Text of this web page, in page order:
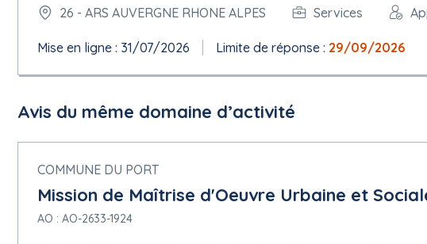
26 - ARS AUVERGNE RHONE ALPES Services
Mise en ligne : 31/07/2026 Limite de réponse : 29/09/2026
Avis du même domaine d’activité
COMMUNE DU PORT
Mission de Maîtrise d'Oeuvre Urbaine et
AO : AO-2633-1924